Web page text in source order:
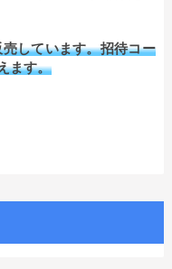
しています。招待コー
ます。